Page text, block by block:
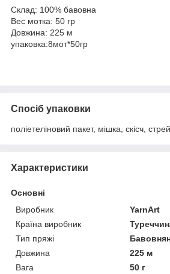
Склад: 100% бавовна
Вес мотка: 50 гр
Довжина: 225 м
упаковка:8мот*50гр
Спосіб упаковки
поліетеліновий пакет, мішка, скісч,
Характеристики
Основні
Виробник
YarnArt
Країна виробник
Тип пряжі
Довжина
225 м
Вага
50 г